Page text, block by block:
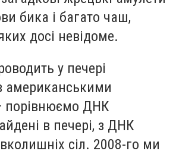
бика і багато чаш,
досі невідоме.
у печері
американськими
порівнюємо ДНК
в печері, з ДНК
сіл. 2008-го ми